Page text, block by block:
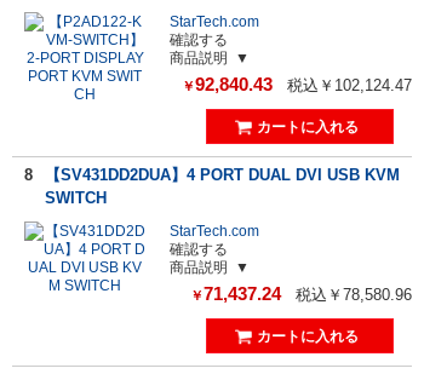
StarTech.com
確認する
商品説明
￥92,840.43 税込￥102,124.47
8
【SV431DD2DUA】4 PORT DUAL DVI USB KVM
SWITCH
StarTech.com
確認する
商品説明
￥71,437.24 税込￥78,580.96